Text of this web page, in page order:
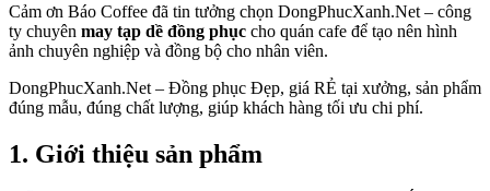
Cảm ơn Báo Coffee đã tin tưởng chọn DongPhucXanh.Net – công
ty chuyên may tạp dề đồng phục cho quán cafe để tạo nên hình
ảnh chuyên nghiệp và đồng bộ cho nhân viên.
DongPhucXanh.Net – Đồng phục Đẹp, giá RẺ tại xưởng, sản phẩm
đúng mẫu, đúng chất lượng, giúp khách hàng tối ưu chi phí.
1. Giới thiệu sản phẩm